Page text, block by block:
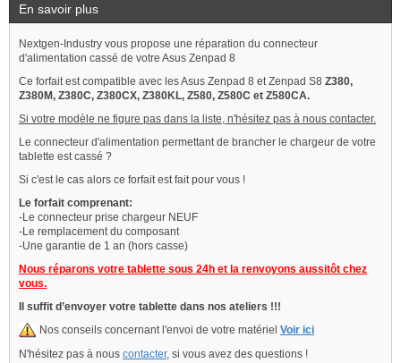
En savoir plus
Nextgen-Industry vous propose une réparation du connecteur
d'alimentation cassé de votre Asus Zenpad 8
Ce forfait est compatible avec les Asus Zenpad 8 et Zenpad S8 Z380,
Z380M, Z380C, Z380CX, Z380KL, Z580, Z580C et Z580CA.
Si votre modèle ne figure pas dans la liste, n'hésitez pas à nous contacter.
Le connecteur d'alimentation permettant de brancher le chargeur de votre
tablette est cassé ?
Si c'est le cas alors ce forfait est fait pour vous !
Le forfait comprenant:
-Le connecteur prise chargeur NEUF
-Le remplacement du composant
-Une garantie de 1 an (hors casse)
Nous réparons votre tablette sous 24h et la renvoyons aussitôt chez
vous.
Il suffit d’envoyer votre tablette dans nos ateliers !!!
Nos conseils concernant l'envoi de votre matériel Voir ici
N'hésitez pas à nous contacter, si vous avez des questions !